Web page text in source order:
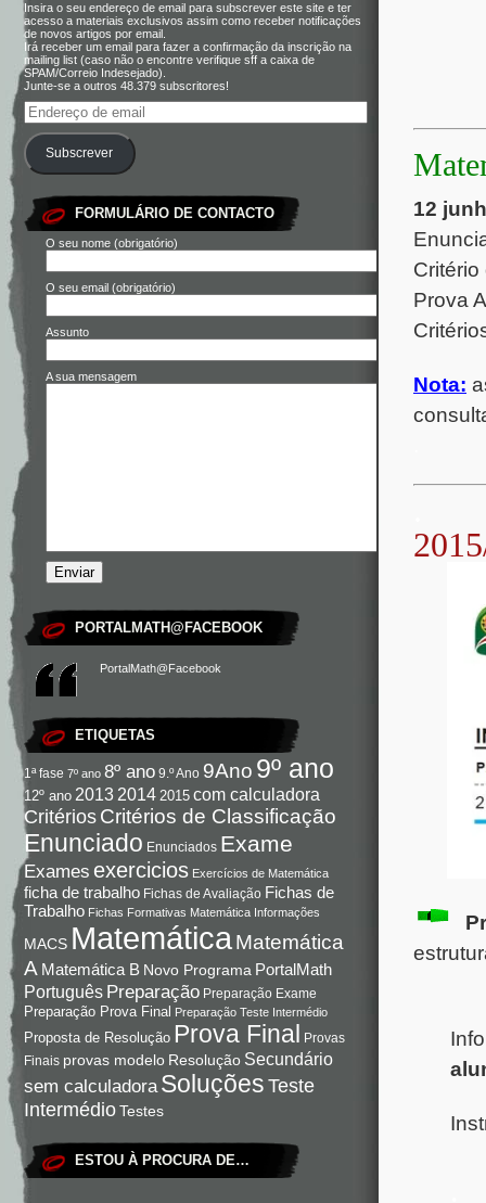
Insira o seu endereço de email para subscrever este site e ter
acesso a materiais exclusivos assim como receber notificações
de novos artigos por email.
Irá receber um email para fazer a confirmação da inscrição na
mailing list (caso não o encontre verifique sff a caixa de
SPAM/Correio Indesejado).
Junte-se a outros 48.379 subscritores!
Subscrever
FORMULÁRIO DE CONTACTO
O seu nome (obrigatório)
O seu email (obrigatório)
Assunto
A sua mensagem
PORTALMATH@FACEBOOK
PortalMath@Facebook
ETIQUETAS
1ª fase 7º ano 8º ano 9.º Ano 9Ano 9º ano
12º ano 2013 2014 2015 com calculadora
Critérios Critérios de Classificação
Enunciado Enunciados Exame
Exames exercicios Exercícios de Matemática
ficha de trabalho Fichas de Avaliação Fichas de
Trabalho Fichas Formativas Matemática Informações
MACS Matemática Matemática
A Matemática B Novo Programa PortalMath
Português Preparação Preparação Exame
Preparação Prova Final Preparação Teste Intermédio
Proposta de Resolução Prova Final Provas
Finais provas modelo Resolução Secundário
sem calculadora Soluções Teste
IntermédioTestes
ESTOU À PROCURA DE…
12
Prova
Nota: